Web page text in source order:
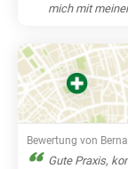
mich mit
Bewertung von Berna
Gute Praxis,